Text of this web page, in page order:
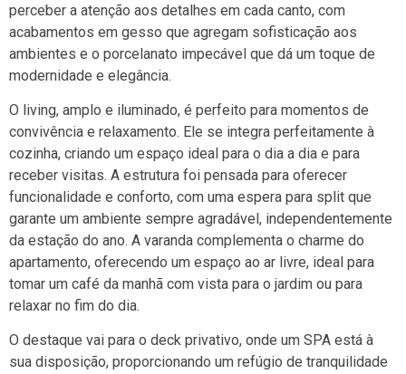
perceber a atenção aos detalhes em cada canto, com
acabamentos em gesso que agregam sofisticação aos
ambientes e o porcelanato impecável que dá um toque de
modernidade e elegância.
O living, amplo e iluminado, é perfeito para momentos de
convivência e relaxamento. Ele se integra perfeitamente à
cozinha, criando um espaço ideal para o dia a dia e para
receber visitas. A estrutura foi pensada para oferecer
funcionalidade e conforto, com uma espera para split que
garante um ambiente sempre agradável, independentemente
da estação do ano. A varanda complementa o charme do
apartamento, oferecendo um espaço ao ar livre, ideal para
tomar um café da manhã com vista para o jardim ou para
relaxar no fim do dia.
O destaque vai para o deck privativo, onde um SPA está à
sua disposição, proporcionando um refúgio de tranquilidade